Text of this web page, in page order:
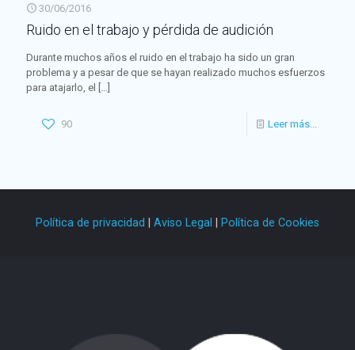
30/06/2016
Ruido en el trabajo y pérdida de audición
Durante muchos años el ruido en el trabajo ha sido un gran
problema y a pesar de que se hayan realizado muchos esfuerzos
para atajarlo, el […]
90 Leer más...
Política de privacidad | Aviso Legal | Política de Cookies